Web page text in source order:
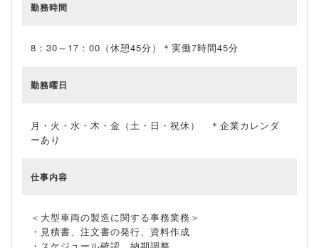
勤務時間
8：30～17：00（休憩45分）＊実働7時間45分
勤務曜日
月・火・水・木・金（土・日・祝休） ＊企業カレンダ
ーあり
仕事内容
＜大型車両の製造に関する事務業務＞
・見積書、注文書の発行、資料作成